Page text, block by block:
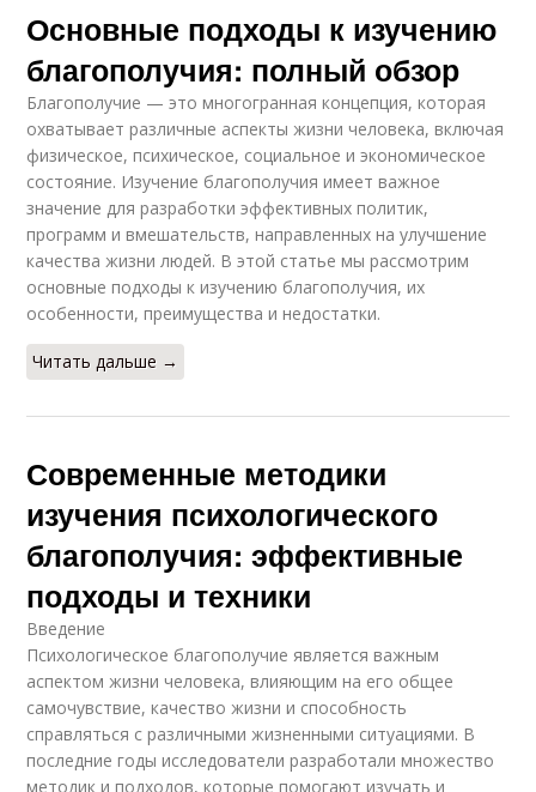
Основные подходы к изучению
благополучия: полный обзор
Благополучие — это многогранная концепция, которая
охватывает различные аспекты жизни человека, включая
физическое, психическое, социальное и экономическое
состояние. Изучение благополучия имеет важное
значение для разработки эффективных политик,
программ и вмешательств, направленных на улучшение
качества жизни людей. В этой статье мы рассмотрим
основные подходы к изучению благополучия, их
особенности, преимущества и недостатки.
Читать дальше →
Современные методики
изучения психологического
благополучия: эффективные
подходы и техники
Введение
Психологическое благополучие является важным
аспектом жизни человека, влияющим на его общее
самочувствие, качество жизни и способность
справляться с различными жизненными ситуациями. В
последние годы исследователи разработали множество
методик и подходов, которые помогают изучать и